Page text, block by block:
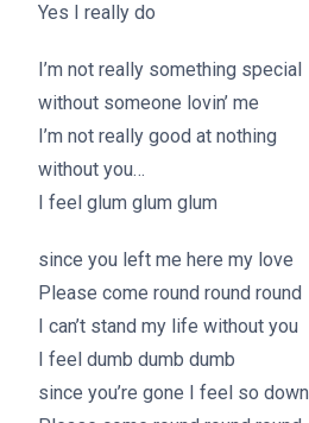
Yes I really do
I’m not really something special
without someone lovin’ me
I’m not really good at nothing
without you…
I feel glum glum glum
since you left me here my love
Please come round round round
I can’t stand my life without you
I feel dumb dumb dumb
since you’re gone I feel so down